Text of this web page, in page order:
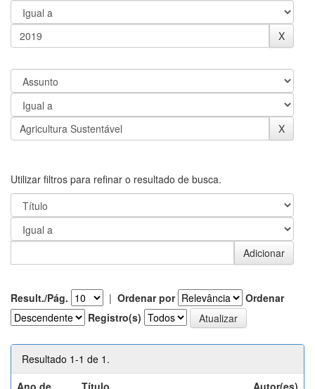
Utilizar filtros para refinar o resultado de busca.
Result./Pág. | Ordenar por
Ordenar
Registro(s)
Resultado 1-1 de 1.
Ano de
Título Autor(es)